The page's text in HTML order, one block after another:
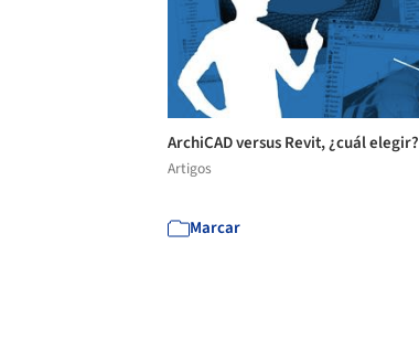
ArchiCAD versus Revit, ¿cuál elegir?
Artigos
Marcar